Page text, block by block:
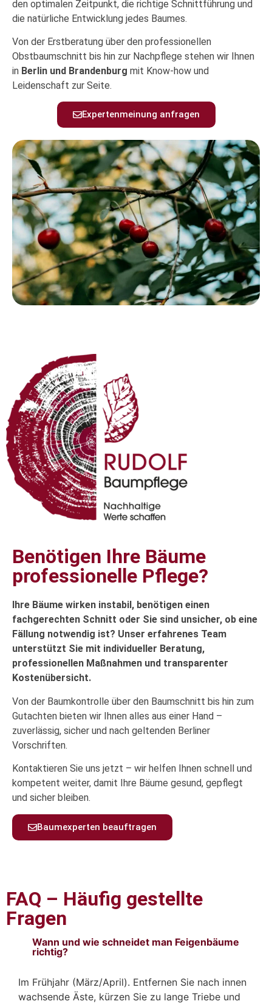
den optimalen Zeitpunkt, die richtige Schnittführung und
die natürliche Entwicklung jedes Baumes.
Von der Erstberatung über den professionellen
Obstbaumschnitt bis hin zur Nachpflege stehen wir Ihnen
in Berlin und Brandenburg mit Know-how und
Leidenschaft zur Seite.
Expertenmeinung anfragen
Benötigen Ihre Bäume
professionelle Pflege?
Ihre Bäume wirken instabil, benötigen einen
fachgerechten Schnitt oder Sie sind unsicher, ob eine
Fällung notwendig ist? Unser erfahrenes Team
unterstützt Sie mit individueller Beratung,
professionellen Maßnahmen und transparenter
Kostenübersicht.
Von der Baumkontrolle über den Baumschnitt bis hin zum
Gutachten bieten wir Ihnen alles aus einer Hand –
zuverlässig, sicher und nach geltenden Berliner
Vorschriften.
Kontaktieren Sie uns jetzt – wir helfen Ihnen schnell und
kompetent weiter, damit Ihre Bäume gesund, gepflegt
und sicher bleiben.
Baumexperten beauftragen
FAQ – Häufig gestellte
Fragen
Wann und wie schneidet man Feigenbäume
richtig?
Im Frühjahr (März/April). Entfernen Sie nach innen
wachsende Äste, kürzen Sie zu lange Triebe und